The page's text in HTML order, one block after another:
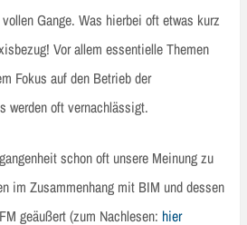
Gange. Was hierbei oft etwas kurz
Vor allem essentielle Themen
Fokus auf den Betrieb der
werden oft vernachlässigt.
schon oft unsere Meinung zu
im Zusammenhang mit BIM und dessen
geäußert (zum Nachlesen: hier